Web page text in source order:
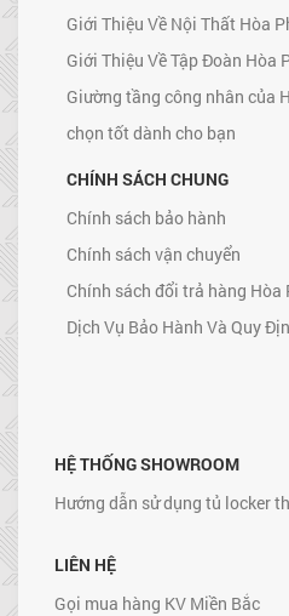
Giới Thiệu Về Nội Thất Hòa
Giới Thiệu Về Tập Đoàn Hòa
Giường tầng công nhân của
chọn tốt dành cho bạn
CHÍNH SÁCH CHUNG
Chính sách bảo hành
Chính sách vận chuyển
Chính sách đổi trả hàng Hòa
Dịch Vụ Bảo Hành Và Quy
HỆ THỐNG SHOWROOM
Hướng dẫn sử dụng tủ locker
LIÊN HỆ
Gọi mua hàng KV Miền Bắc